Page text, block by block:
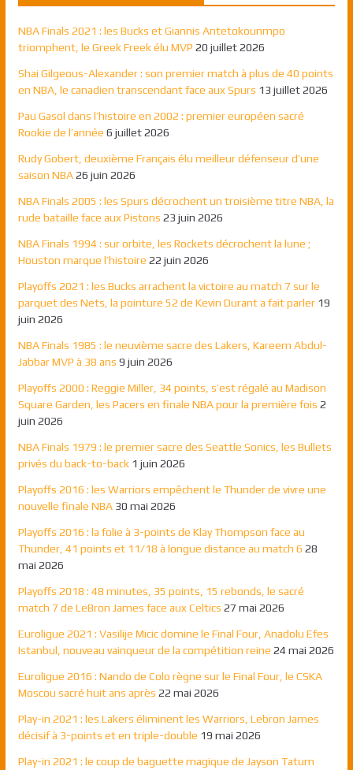
NBA Finals 2021 : les Bucks et Giannis Antetokounmpo
triomphent, le Greek Freek élu MVP 20 juillet 2026
Shai Gilgeous-Alexander : son premier match à plus de 40 points
en NBA, le canadien transcendant face aux Spurs 13 juillet 2026
Pau Gasol dans l’histoire en 2002 : premier européen sacré
Rookie de l’année 6 juillet 2026
Rudy Gobert, deuxième Français élu meilleur défenseur d’une
saison NBA 26 juin 2026
NBA Finals 2005 : les Spurs décrochent un troisième titre NBA, la
rude bataille face aux Pistons 23 juin 2026
NBA Finals 1994 : sur orbite, les Rockets décrochent la lune ;
Houston marque l’histoire 22 juin 2026
Playoffs 2021 : les Bucks arrachent la victoire au match 7 sur le
parquet des Nets, la pointure 52 de Kevin Durant a fait parler 19
juin 2026
NBA Finals 1985 : le neuvième sacre des Lakers, Kareem Abdul-
Jabbar MVP à 38 ans 9 juin 2026
Playoffs 2000 : Reggie Miller, 34 points, s’est régalé au Madison
Square Garden, les Pacers en finale NBA pour la première fois 2
juin 2026
NBA Finals 1979 : le premier sacre des Seattle Sonics, les Bullets
privés du back-to-back 1 juin 2026
Playoffs 2016 : les Warriors empêchent le Thunder de vivre une
nouvelle finale NBA 30 mai 2026
Playoffs 2016 : la folie à 3-points de Klay Thompson face au
Thunder, 41 points et 11/18 à longue distance au match 6 28
mai 2026
Playoffs 2018 : 48 minutes, 35 points, 15 rebonds, le sacré
match 7 de LeBron James face aux Celtics 27 mai 2026
Euroligue 2021 : Vasilije Micic domine le Final Four, Anadolu Efes
Istanbul, nouveau vainqueur de la compétition reine 24 mai 2026
Euroligue 2016 : Nando de Colo règne sur le Final Four, le CSKA
Moscou sacré huit ans après 22 mai 2026
Play-in 2021 : les Lakers éliminent les Warriors, Lebron James
décisif à 3-points et en triple-double 19 mai 2026
Play-in 2021 : le coup de baguette magique de Jayson Tatum